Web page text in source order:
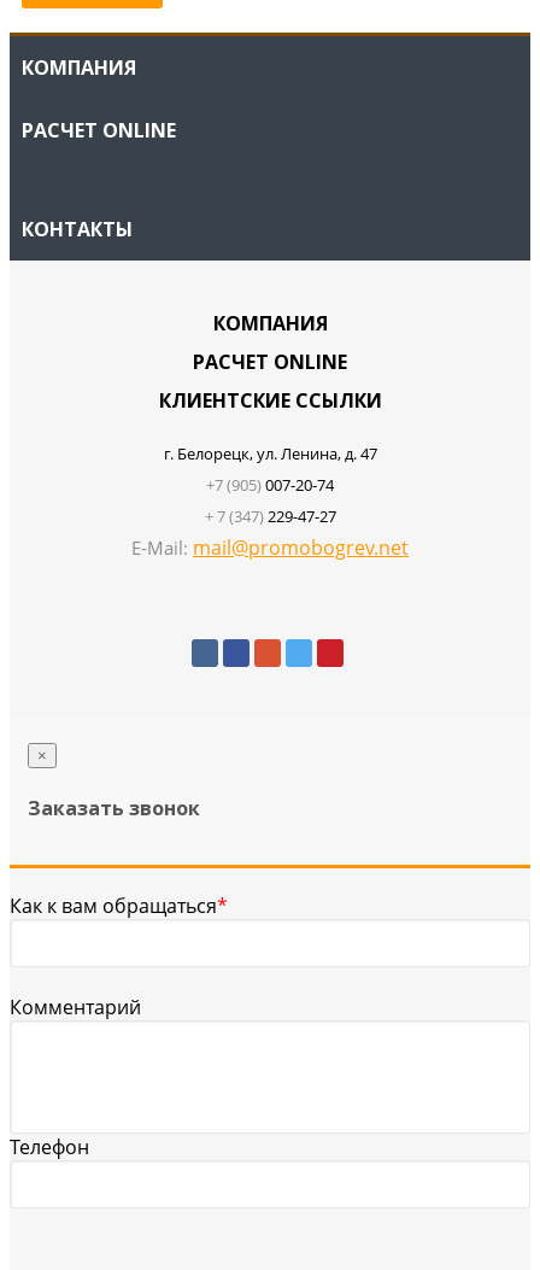
КОМПАНИЯ
РАСЧЕТ ONLINE
КОНТАКТЫ
КОМПАНИЯ
РАСЧЕТ ONLINE
КЛИЕНТСКИЕ ССЫЛКИ
г. Белорецк, ул. Ленина, д. 47
+7 (905)007-20-74
+ 7 (347)229-47-27
E-Mail: mail@promobogrev.net
×
Заказать звонок
Как к вам обращаться*
Комментарий
Телефон